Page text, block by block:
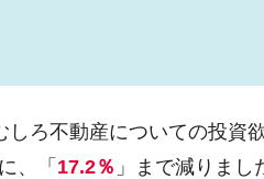
ろ不動産についての投資
、「 17.2％ 」まで減りまし